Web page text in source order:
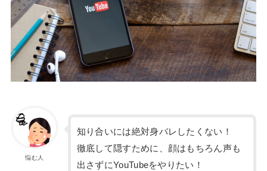
悩む人
知り合いには絶対身バレしたくない！
徹底して隠すために、顔はもちろん声も
出さずにYouTubeをやりたい！